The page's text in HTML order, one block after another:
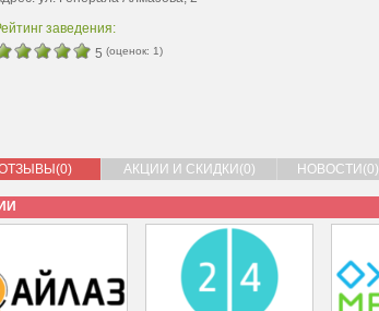
заведения:
5 (оценок: 1)
АКЦИИ И СКИДКИ(0) НОВОСТИ(0)